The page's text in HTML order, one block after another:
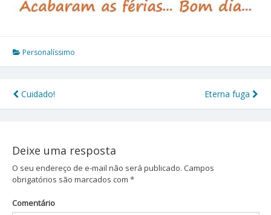
Personalíssimo
Navegação
Post
Cuidado! Eterna fuga
Deixe uma resposta
O seu endereço de e-mail não será publicado. Campos
obrigatórios são marcados com *
Comentário